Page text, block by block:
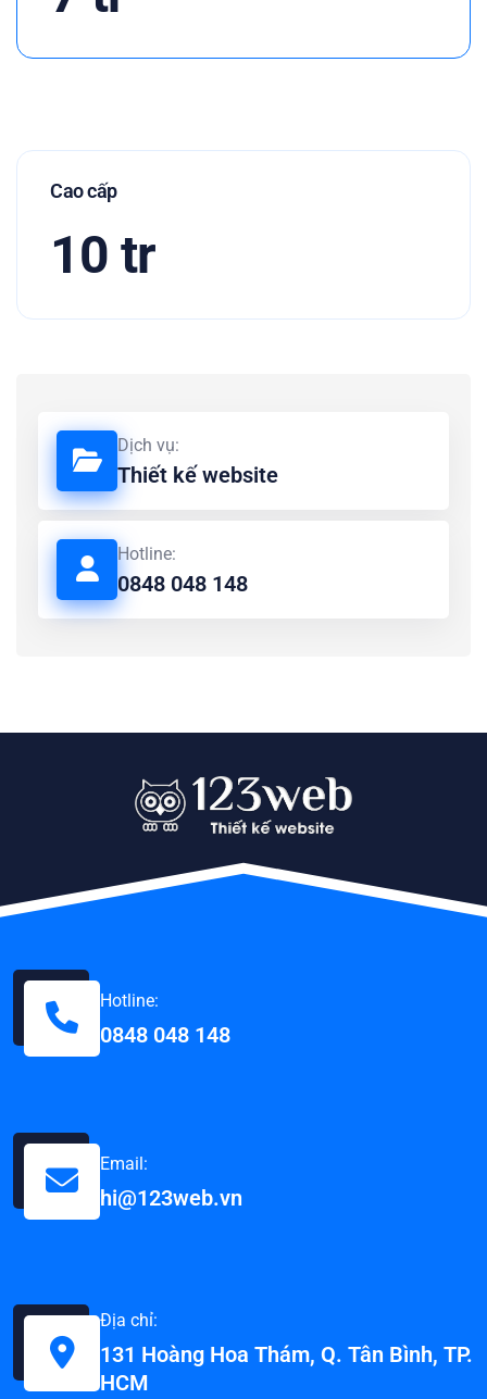
Cao cấp
10 tr
Dịch vụ:
Thiết kế website
Hotline:
0848 048 148
Hotline:
0848 048 148
Email:
hi@123web.vn
Địa chỉ:
131 Hoàng Hoa Thám, Q. Tân Bình, TP.
HCM